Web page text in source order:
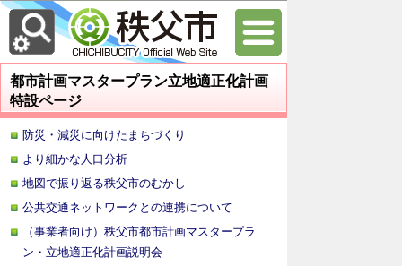
都市計画マスタープラン立地適正化計画
特設ページ
防災・減災に向けたまちづくり
より細かな人口分析
地図で振り返る秩父市のむかし
公共交通ネットワークとの連携について
（事業者向け）秩父市都市計画マスタープラ
ン・立地適正化計画説明会